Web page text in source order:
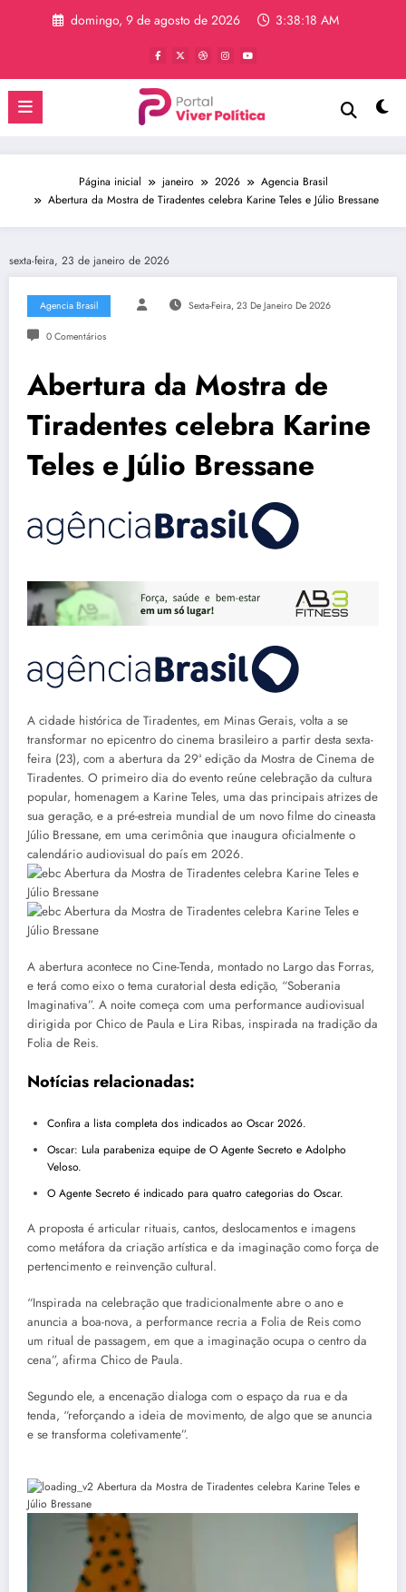
domingo, 9 de agosto de 2026 3:38:19 AM
Página inicial janeiro 2026
Agencia Brasil
Abertura da Mostra de Tiradentes celebra Karine Teles e Júlio Bressane
sexta-feira, 23 de janeiro de 2026
Agencia Brasil Sexta-Feira, 23 De Janeiro De 2026
0 Comentários
Abertura da Mostra de
Tiradentes celebra Karine
Teles e Júlio Bressane
A cidade histórica de Tiradentes, em Minas Gerais, volta a se
transformar no epicentro do cinema brasileiro a partir desta sexta-
feira (23), com a abertura da 29ª edição da Mostra de Cinema de
Tiradentes. O primeiro dia do evento reúne celebração da cultura
popular, homenagem a Karine Teles, uma das principais atrizes de
sua geração, e a pré-estreia mundial de um novo filme do cineasta
Júlio Bressane, em uma cerimônia que inaugura oficialmente o
calendário audiovisual do país em 2026.
A abertura acontece no Cine-Tenda, montado no Largo das Forras,
e terá como eixo o tema curatorial desta edição, “Soberania
Imaginativa”. A noite começa com uma performance audiovisual
dirigida por Chico de Paula e Lira Ribas, inspirada na tradição da
Folia de Reis.
Notícias relacionadas:
Confira a lista completa dos indicados ao Oscar 2026.
Oscar: Lula parabeniza equipe de O Agente Secreto e Adolpho
Veloso.
O Agente Secreto é indicado para quatro categorias do Oscar.
A proposta é articular rituais, cantos, deslocamentos e imagens
como metáfora da criação artística e da imaginação como força de
pertencimento e reinvenção cultural.
“Inspirada na celebração que tradicionalmente abre o ano e
anuncia a boa-nova, a performance recria a Folia de Reis como
um ritual de passagem, em que a imaginação ocupa o centro da
cena”, afirma Chico de Paula.
Segundo ele, a encenação dialoga com o espaço da rua e da
tenda, “reforçando a ideia de movimento, de algo que se anuncia
e se transforma coletivamente”.